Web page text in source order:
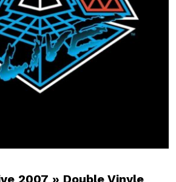
2007 » Double Vinyle